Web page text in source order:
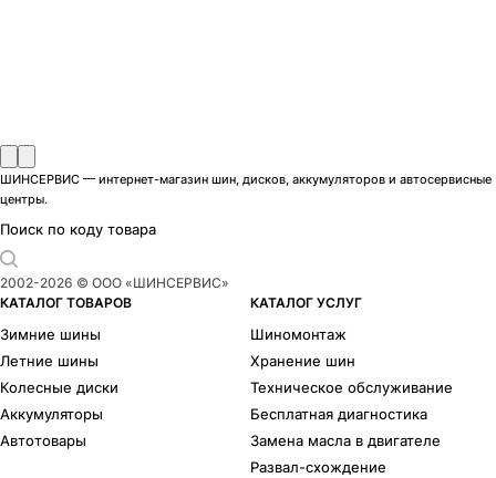
ШИНСЕРВИС — интернет-магазин шин, дисков, аккумуляторов и автосервисные
центры.
Поиск по коду товара
2002-2026 © ООО «ШИНСЕРВИС»
КАТАЛОГ ТОВАРОВ
Зимние шины
Летние шины
Колесные диски
Аккумуляторы
Автотовары
КАТАЛОГ УСЛУГ
Шиномонтаж
Хранение шин
Техническое обслуживание
Бесплатная диагностика
Замена масла в двигателе
Развал-схождение